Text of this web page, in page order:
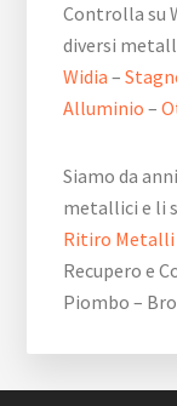
Controlla su
diversi
Widia –
Alluminio –
Siamo da
metallici e li
Ritiro Metalli
Recupero e
Piombo –